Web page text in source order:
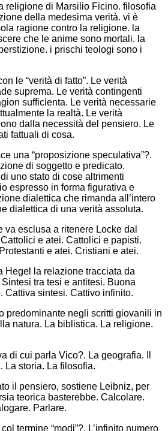
religione di Marsilio Ficino. filosofia
della medesima verità. vi è
ragione contro la religione. la
che le anime sono mortali. la
i prischi teologi sono i
le “verità di fatto”. Le verità
suprema. Le verità contingenti
sufficienta. Le verità necessarie
la realtà. Le verità
dalla necessità del pensiero. Le
fattuali di cosa.
una “proposizione speculativa”?.
di soggetto e predicato.
uno stato di cose altrimenti
espresso in forma figurativa e
dialettica che rimanda all’intero
dialettica di una verità assoluta.
va esclusa a ritenere Locke dal
e atei. Cattolici e papisti.
e atei. Cristiani e atei.
Hegel la relazione tracciata da
tra tesi e antitesi. Buona
Cattiva sintesi. Cattivo infinito.
predominante negli scritti giovanili in
natura. La biblistica. La religione.
di cui parla Vico?. La geografia. Il
La storia. La filosofia.
il pensiero, sostiene Leibniz, per
teorica basterebbe. Calcolare.
Parlare.
termine “modi”?. L’infinito numero